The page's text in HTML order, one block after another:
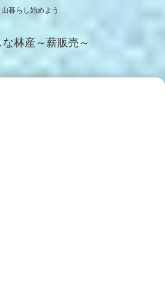
山暮らし始めよう
な林産～薪販売～